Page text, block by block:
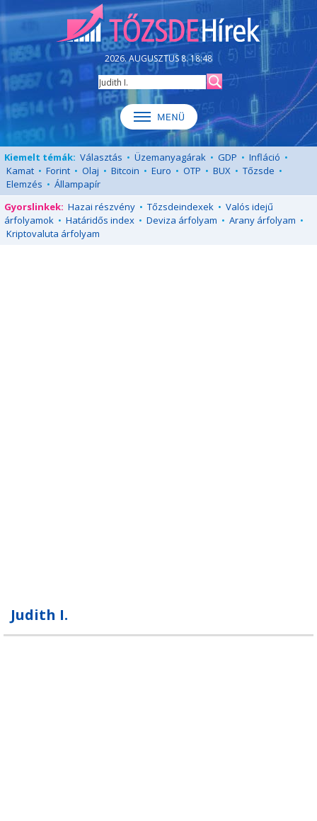
2026. AUGUSZTUS 8. 18:48
Kiemelt témák: Választás • Üzemanyagárak • GDP • Infláció •
Kamat • Forint • Olaj • Bitcoin • Euro • OTP • BUX • Tőzsde •
Elemzés • Állampapír
Gyorslinkek: Hazai részvény • Tőzsdeindexek • Valós idejű
árfolyamok • Határidős index • Deviza árfolyam • Arany árfolyam •
Kriptovaluta árfolyam
Judith I.